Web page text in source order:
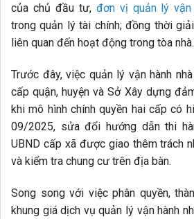
của chủ đầu tư, đơn vị quản lý vận
trong quản lý tài chính; đồng thời
liên quan đến hoạt động trong tòa nhà.
Trước đây, việc quản lý vận hành
cấp quận, huyện và Sở Xây dựng
khi mô hình chính quyền hai cấp có
09/2025, sửa đổi hướng dẫn thi
UBND cấp xã được giao thêm trách
và kiểm tra chung cư trên địa bàn.
Song song với việc phân quyền,
khung giá dịch vụ quản lý vận hành